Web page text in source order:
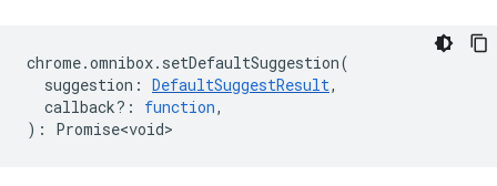
chrome.omnibox. setDefaultSuggestion(
suggestion : DefaultSuggestResult,
callback? : function,
) : Promise<void>